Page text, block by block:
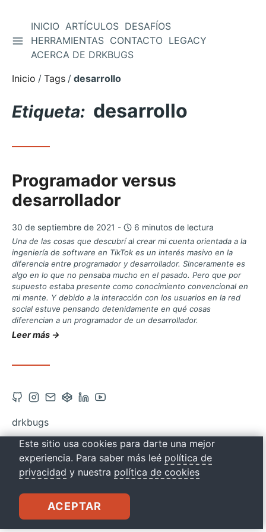
Saltar
contenido
ALTERNAR BARRA LATERAL
INICIO ARTÍCULOS DESAFÍOS
HERRAMIENTAS CONTACTO LEGACY
ACERCA DE DRKBUGS
Inicio
Tags desarrollo
Etiqueta: desarrollo
Programador versus
desarrollador
30 de septiembre de 2021 - 6 minutos de lectura
Una de las cosas que descubrí al crear mi cuenta orientada a la
ingeniería de software en TikTok es un interés masivo en la
diferencia entre programador y desarrollador. Sinceramente es
algo en lo que no pensaba mucho en el pasado. Pero que por
supuesto estaba presente como conocimiento convencional en
mi mente. Y debido a la interacción con los usuarios en la red
social estuve pensando detenidamente en qué cosas
diferencian a un programador de un desarrollador.
Leer más →
Abrir
de
Github
en
una
nueva
pestaña
Abrir
de
Instagram
en
una
nueva
pestaña
Contacto
correo
Abrir
Codepen
en
una
nueva
pestaña
Abrir
Linkedin
en
una
nueva
pestaña
Abrir
Youtube
en
una
nueva
pestaña
drkbugs
Este sitio usa cookies para darte una mejor
experiencia. Para saber más leé política de
privacidad y nuestra política de cookies
ACEPTAR